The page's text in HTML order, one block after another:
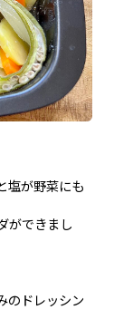
塩が野菜にも
ができまし
のドレッシン